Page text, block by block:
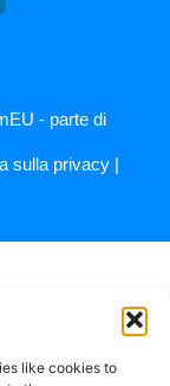
like cookies to
- parte di
sulla privacy |